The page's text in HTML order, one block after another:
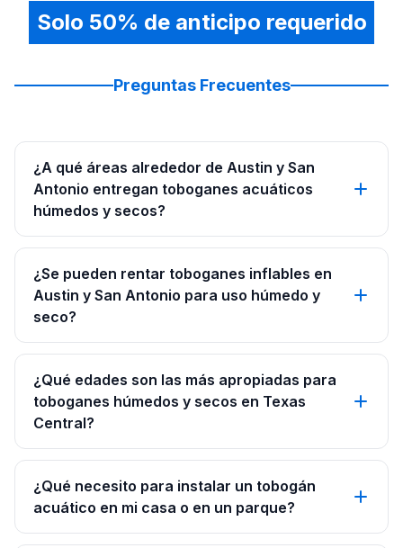
Solo 50% de anticipo requerido
Preguntas Frecuentes
¿A qué áreas alrededor de Austin y San
Antonio entregan toboganes acuáticos
húmedos y secos?
¿Se pueden rentar toboganes inflables en
Austin y San Antonio para uso húmedo y
seco?
¿Qué edades son las más apropiadas para
toboganes húmedos y secos en Texas
Central?
¿Qué necesito para instalar un tobogán
acuático en mi casa o en un parque?